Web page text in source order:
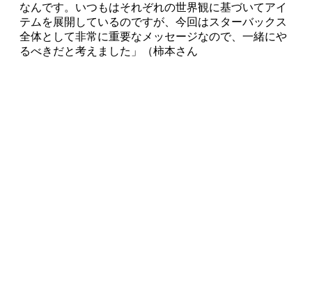
なんです。いつもはそれぞれの世界観に基づいてアイ
テムを展開しているのですが、今回はスターバックス
全体として非常に重要なメッセージなので、一緒にや
るべきだと考えました」（柿本さん